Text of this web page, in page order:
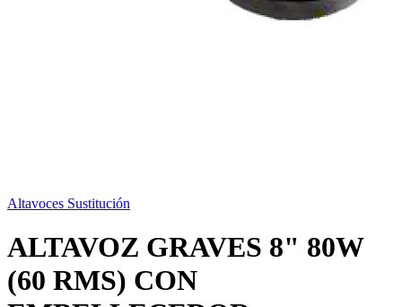
Altavoces Sustitución
ALTAVOZ GRAVES 8" 80W
(60 RMS) CON